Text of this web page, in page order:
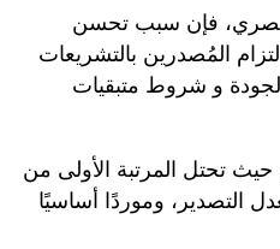
فإن سبب تحسن
المُصدرين بالتشريعات
و شروط متبقيات
تحتل المرتبة الأولى من
التصدير، وموردًا أساسيًا